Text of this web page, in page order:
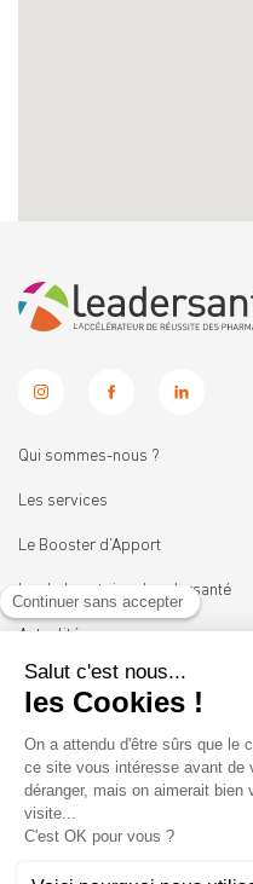
Qui sommes-nous ?
Les services
Le Booster d’Apport
Les Laboratoires Leadersanté
Actualités
Nous rejoindre
92100 BOULOGNE-BILLANCOURT
01 41 05 45 62
contact@leadersante.fr